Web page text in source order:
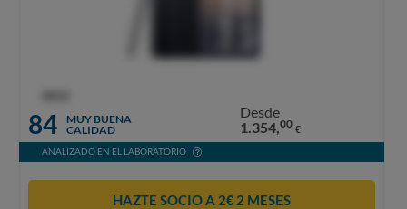
84
MUY BUENA
CALIDAD
Desde
1.354,00 €
ANALIZADO EN EL LABORATORIO
HAZTE SOCIO A 2€ 2 MESES